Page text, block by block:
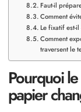
Faut-il
Comment
Le fixatif est-
Comment
traversent le
Pourquoi
papier